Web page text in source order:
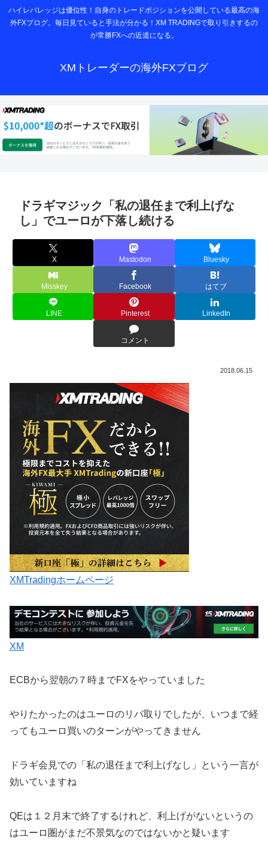
ハイレバレッジは優位性！自身のトレードポジションを公開している最高の海
外FXブログ。毎日見ていると手法が分かる！XM TRADINGで取り引きするの
が常勝FXへの近道になる。
XMトレーダーの海外FXブログ
ドラギマジック「私の退任まで利上げな
し」でユーロが下落し続ける
X Mastodon Bluesky
Misskey Facebook はてブ
LINE Pinterest LinkedIn
コメント
2018.06.15
XMTradingホームページ
XM
ECBから翌朝の７時までFXをやっていました
やりたかったのはユーロのリバ取りでしたが、いつまで経
ってもユーロ買いのターンがやってきません
ドラギ会見での「私の退任まで利上げなし」という一言が
効いていますね
QEは１２月末で終了するけれど、利上げがないというの
はユーロ圏がまだ不景気なのではないかと疑います